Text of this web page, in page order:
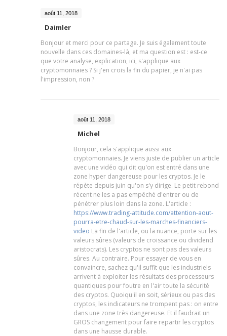
août 11, 2018
Daimler
Bonjour et merci pour ce partage. Je suis également toute
nouvelle dans ces domaines-là, et ma question est : est-ce
que votre analyse, explication, ici, s'applique aux
cryptomonnaies ? Si j'en crois la fin du papier, je n'ai pas
l'impression, non ?
août 11, 2018
Michel
Bonjour, cela s'applique aussi aux
cryptomonnaies. Je viens juste de publier un article
avec une vidéo qui dit qu'on est entré dans une
zone hyper dangereuse pour les cryptos. Je le
répète depuis juin qu'on s'y dirige. Le petit rebond
récent ne les a pas empêché d'entrer ou de
pénétrer plus loin dans la zone. L'article :
https://www.trading-attitude.com/attention-aout-
pourra-etre-chaud-sur-les-marches-financiers-
video La fin de l'article, ou la nuance, porte sur les
valeurs sûres (valeurs de croissance ou dividend
aristocrats). Les cryptos ne sont pas des valeurs
sûres. Au contraire. Pour essayer de vous en
convaincre, sachez qu'il suffit que les industriels
arrivent à exploiter les résultats des processeurs
quantiques pour foutre en l'air toute la sécurité
des cryptos. Quoiqu'il en soit, sérieux ou pas des
cryptos, les indicateurs ne trompent pas : on entre
dans une zone très dangereuse. Et il faudrait un
GROS changement pour faire repartir les cryptos
dans une hausse durable.